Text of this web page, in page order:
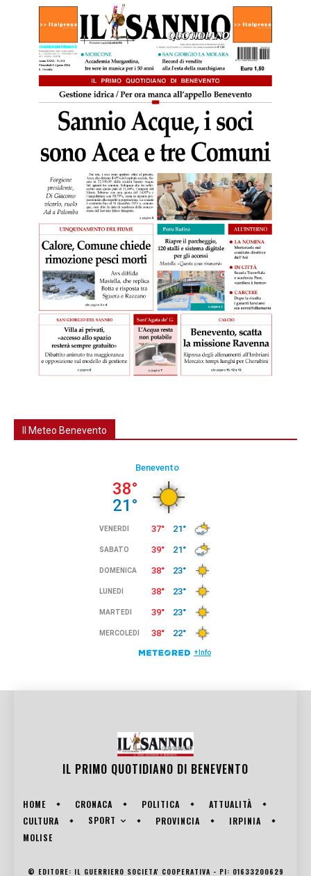
Il Meteo Benevento
IL PRIMO QUOTIDIANO DI BENEVENTO
HOME CRONACA POLITICA
ATTUALITÀ
CULTURA
SPORT PROVINCIA
IRPINIA
MOLISE
© EDITORE: IL GUERRIERO SOCIETA' COOPERATIVA - PI: 01633200629